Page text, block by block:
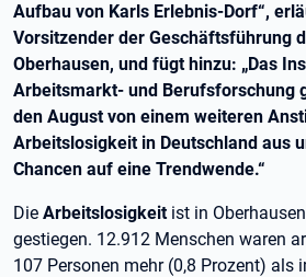
Aufbau von Karls Erlebnis-Dorf“,
Vorsitzender der Geschäftsführung
Oberhausen, und fügt hinzu: „Das
Arbeitsmarkt- und Berufsforschung
den August von einem weiteren
Arbeitslosigkeit in Deutschland aus
Chancen auf eine Trendwende.“
Die Arbeitslosigkeitist in
gestiegen. 12.912 Menschen waren
107 Personen mehr (0,8 Prozent) als